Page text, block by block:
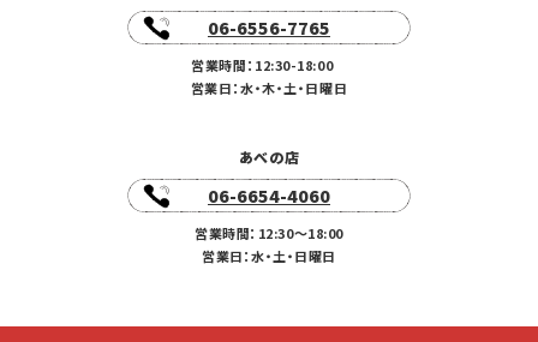
06-6556-7765
営業時間：12:30-18:00
営業日：水・木・土・日曜日
あべの店
06-6654-4060
営業時間：12:30〜18:00
営業日：水・土・日曜日